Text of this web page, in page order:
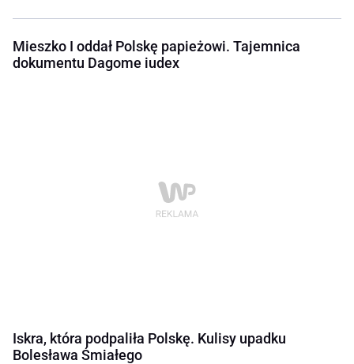
Mieszko I oddał Polskę papieżowi. Tajemnica
dokumentu Dagome iudex
Iskra, która podpaliła Polskę. Kulisy upadku
Bolesława Śmiałego